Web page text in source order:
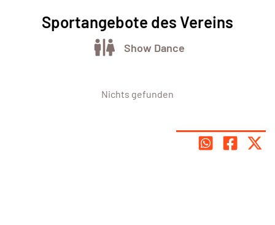
Sportangebote des Vereins
Show Dance
Nichts gefunden